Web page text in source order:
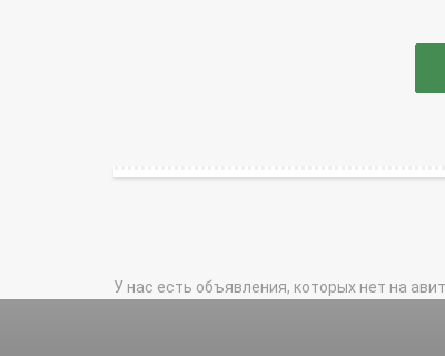
У нас есть объявления, которых нет на